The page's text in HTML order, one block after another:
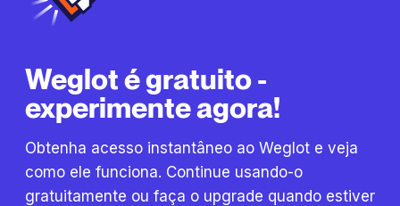
Weglot é gratuito -
experimente agora!
Obtenha acesso instantâneo ao Weglot e veja
como ele funciona. Continue usando-o
gratuitamente ou faça o upgrade quando estiver